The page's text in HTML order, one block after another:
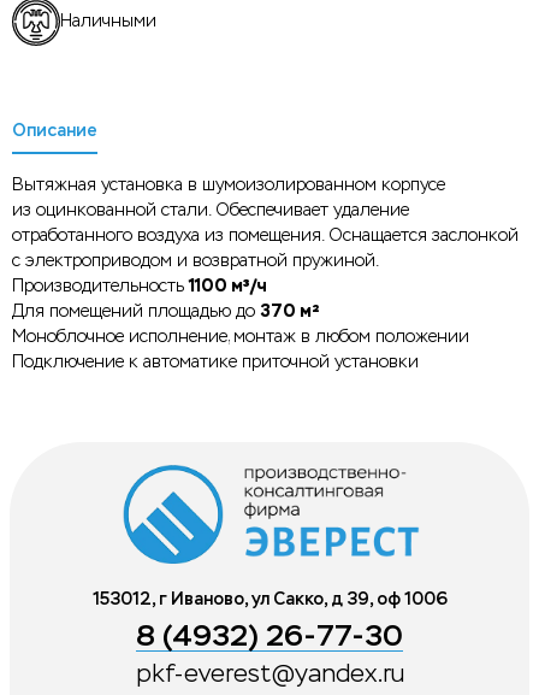
Наличными
Описание
Вытяжная установка в шумоизолированном корпусе
из оцинкованной стали. Обеспечивает удаление
отработанного воздуха из помещения. Оснащается заслонкой
с электроприводом и возвратной пружиной.
Производительность1100 м³/ч
Для помещений площадью до 370 м²
Моноблочное исполнение, монтаж в любом положении
Подключение к автоматике приточной установки
153012, г Иваново, ул Сакко, д 39, оф 1006
8 (4932) 26-77-30
pkf-everest@yandex.ru